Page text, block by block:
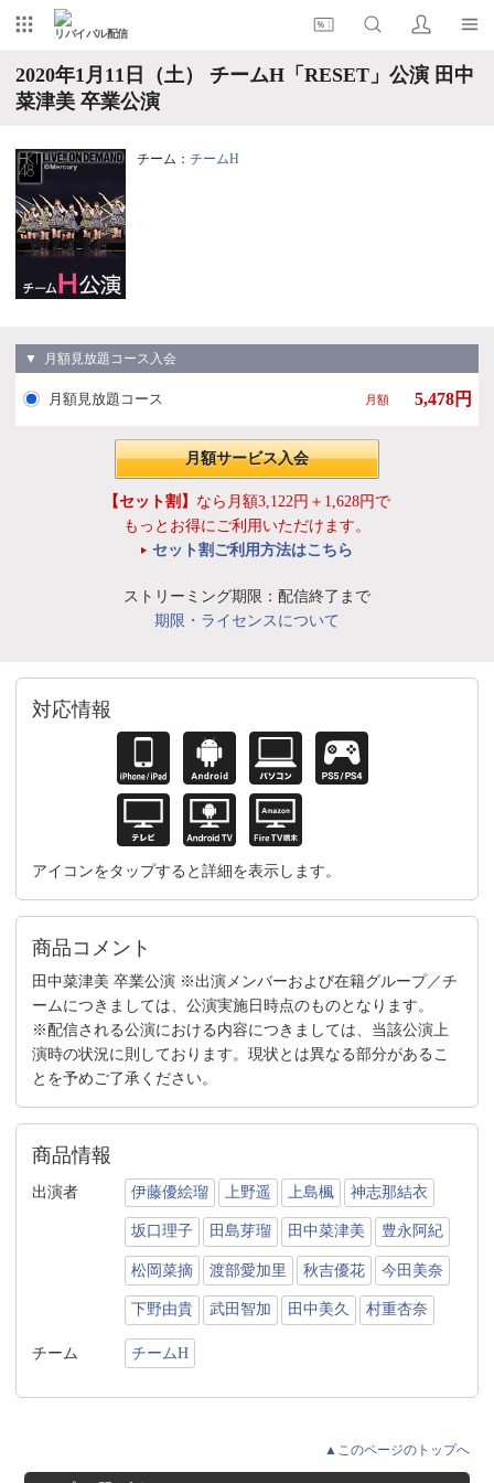
リバイバル配信
2020年1月11日（土） チームH「RESET」公演 田中
菜津美 卒業公演
チーム： チームH
▼ 月額見放題コース入会
月額見放題コース 月額 5,478円
月額サービス入会
【セット割】 なら月額3,122円＋1,628円で
もっとお得にご利用いただけます。
セット割ご利用方法はこちら
ストリーミング期限：配信終了まで
期限・ライセンスについて
対応情報
アイコンをタップすると詳細を表示します。
商品コメント
田中菜津美 卒業公演 ※出演メンバーおよび在籍グループ／チ
ームにつきましては、公演実施日時点のものとなります。
※配信される公演における内容につきましては、当該公演上
演時の状況に則しております。現状とは異なる部分があるこ
とを予めご了承ください。
商品情報
出演者 伊藤優絵瑠 上野遥 上島楓 神志那結衣
坂口理子 田島芽瑠 田中菜津美 豊永阿紀
松岡菜摘 渡部愛加里 秋吉優花 今田美奈
下野由貴 武田智加 田中美久 村重杏奈
チーム チームH
▲このページのトップへ